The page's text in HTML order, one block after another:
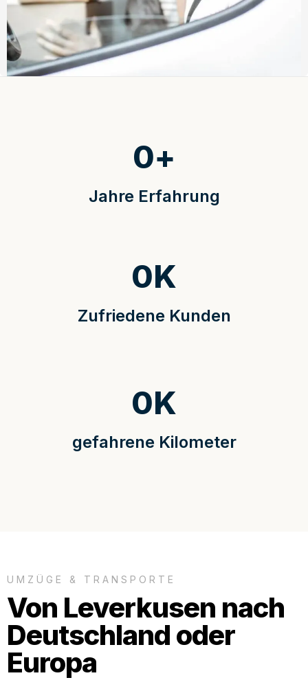
Jahre Erfahrung
0+
Zufriedene Kunden
0K
gefahrene Kilometer
0K
UMZÜGE & TRANSPORTE
Von Leverkusen nach
Deutschland oder
Europa